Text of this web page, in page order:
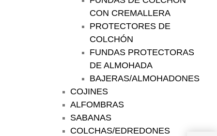
CON CREMALLERA
PROTECTORES DE
COLCHÓN
FUNDAS PROTECTORAS
DE ALMOHADA
BAJERAS/ALMOHADONES
COJINES
ALFOMBRAS
SABANAS
COLCHAS/EDREDONES